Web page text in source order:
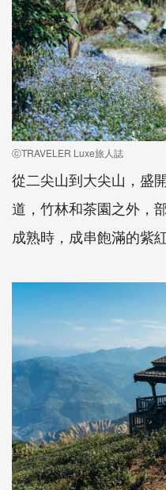
ⓒTRAVELER Luxe旅人誌
從二尖山到大尖山，盛
道，竹林和茶園之外，
成熟時，成串飽滿的紫